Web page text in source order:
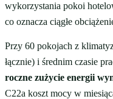
wykorzystania pokoi
co oznacza ciągłe
Przy 60 pokojach z
łącznie) i średnim czasie
roczne zużycie energii
C22a koszt mocy w